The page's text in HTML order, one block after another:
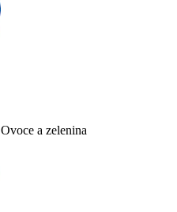
Ovoce a zelenina